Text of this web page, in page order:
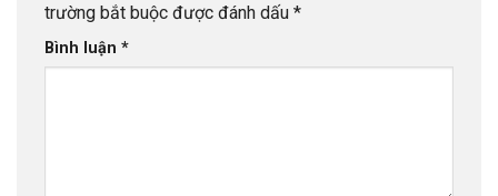
trường bắt buộc được đánh dấu *
Bình luận *